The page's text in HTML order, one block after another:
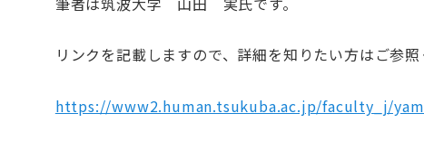
リンクを記載しますので、詳細を知りたい方はご参照
https://www2.human.tsukuba.ac.jp/faculty_j/